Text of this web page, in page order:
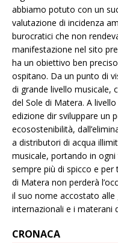
abbiamo potuto con un
valutazione di incidenza
burocratici che non
manifestazione nel sito
ha un obiettivo ben
ospitano. Da un punto di
di grande livello musicale,
del Sole di Matera. A
edizione dir sviluppare un
ecosostenibilità,
a distributori di acqua
musicale, portando in
sempre più di spicco e
di Matera non perderà
il suo nome accostato alle
internazionali e i materani
CRONACA